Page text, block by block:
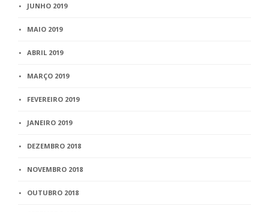
JUNHO 2019
MAIO 2019
ABRIL 2019
MARÇO 2019
FEVEREIRO 2019
JANEIRO 2019
DEZEMBRO 2018
NOVEMBRO 2018
OUTUBRO 2018